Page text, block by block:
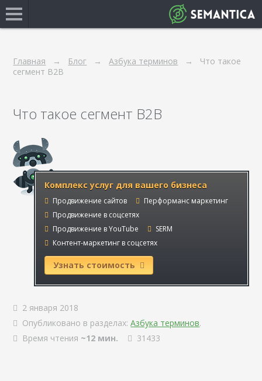
Главная Блог Азбука терминов
Что такое
сегмент B2B
Что такое сегмент B2B
Комплекс услуг для вашего бизнеса
Продвижение сайтов
Перформанс маркетинг
Продвижение в соцсетях
Продвижение в YouTube
SERM
Контент-маркетинг в соцсетях
Узнать стоимость
2 января 2018
Опубликовано в разделах: Азбука терминов.
Время чтения ~12 мин. 31433